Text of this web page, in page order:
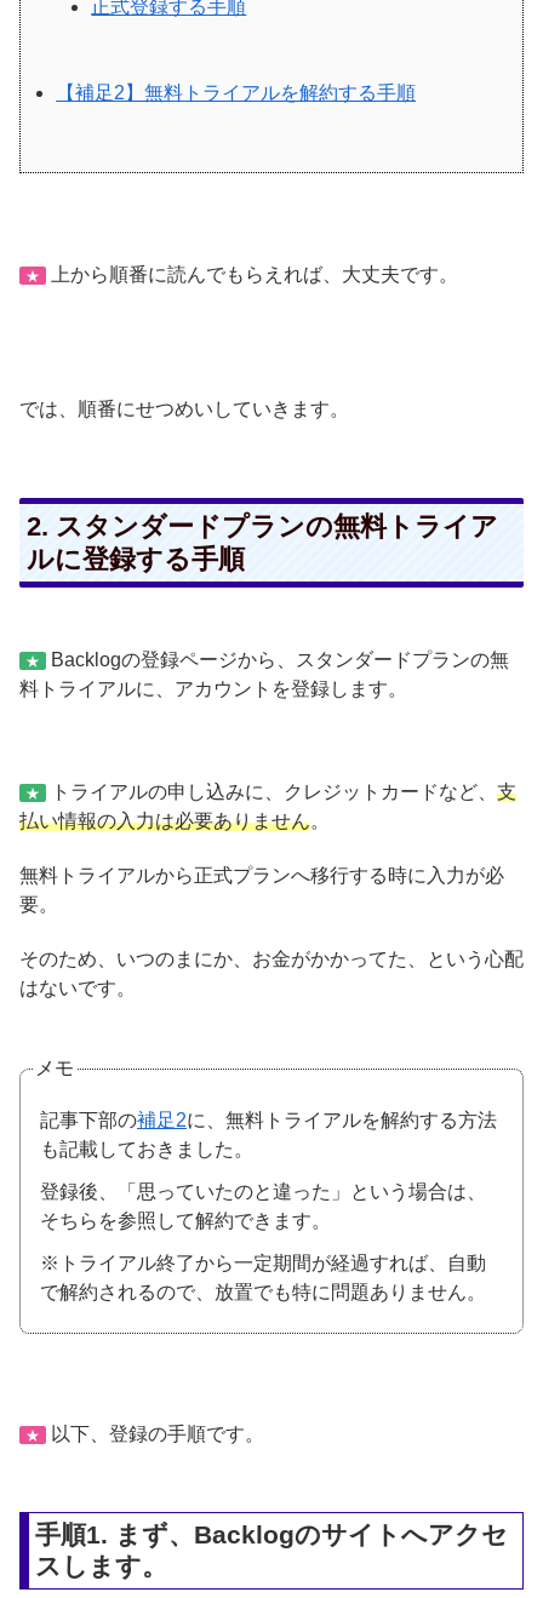
正式登録する手順
【補足2】無料トライアルを解約する手順
★ 上から順番に読んでもらえれば、大丈夫です。
では、順番にせつめいしていきます。
2. スタンダードプランの無料トライア
ルに登録する手順
★
Backlogの登録ページから、スタンダードプランの無
料トライアルに、アカウントを登録します。
★ トライアルの申し込みに、クレジットカードなど、 支
払い情報の入力は必要ありません。
無料トライアルから正式プランへ移行する時に入力が必
要。
そのため、いつのまにか、お金がかかってた、という心配
はないです。
メモ
記事下部の補足2に、無料トライアルを解約する方法
も記載しておきました。
登録後、「思っていたのと違った」という場合は、
そちらを参照して解約できます。
※トライアル終了から一定期間が経過すれば、自動
で解約されるので、放置でも特に問題ありません。
★ 以下、登録の手順です。
手順1. まず、Backlogのサイトへアクセ
スします。